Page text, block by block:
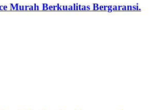
Murah Berkualitas Bergaransi.